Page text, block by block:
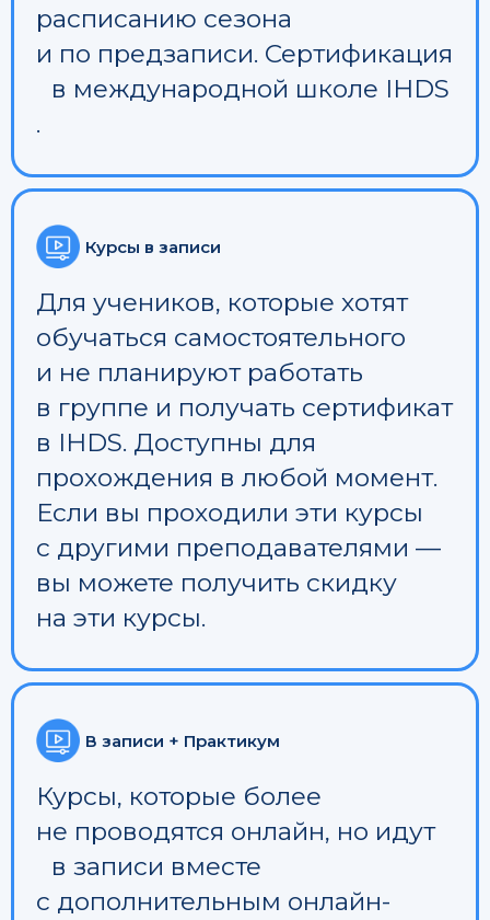
расписанию сезона
и по предзаписи. Сертификация
в международной школе IHDS
.
Курсы в записи
Для учеников, которые хотят
обучаться самостоятельного
и не планируют работать
в группе и получать сертификат
в IHDS. Доступны для
прохождения в любой момент.
Если вы проходили эти курсы
с другими преподавателями —
вы можете получить скидку
на эти курсы.
В записи + Практикум
Курсы, которые более
не проводятся онлайн, но идут
в записи вместе
с дополнительным онлайн-